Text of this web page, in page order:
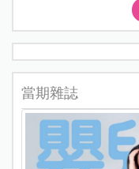
當期雜誌